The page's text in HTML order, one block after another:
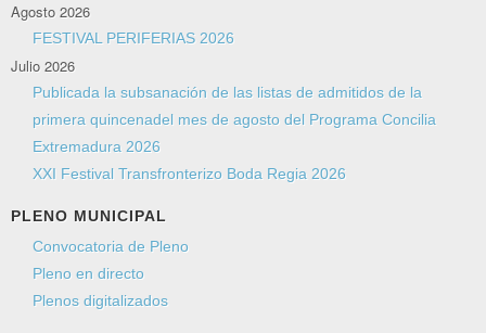
Agosto 2026
FESTIVAL PERIFERIAS 2026
Julio 2026
Publicada la subsanación de las listas de admitidos de la
primera quincenadel mes de agosto del Programa Concilia
Extremadura 2026
XXI Festival Transfronterizo Boda Regia 2026
PLENO MUNICIPAL
Convocatoria de Pleno
Pleno en directo
Plenos digitalizados